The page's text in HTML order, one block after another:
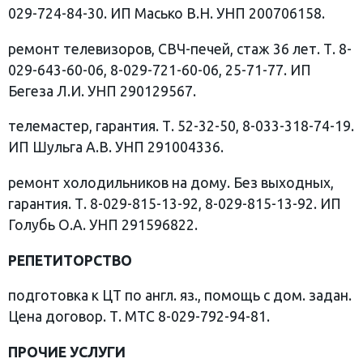
029-724-84-30. ИП Масько В.Н. УНП 200706158.
ремонт телевизоров, СВЧ-печей, стаж 36 лет. Т. 8-
029-643-60-06, 8-029-721-60-06, 25-71-77. ИП
Бегеза Л.И. УНП 290129567.
телемастер, гарантия. Т. 52-32-50, 8-033-318-74-19.
ИП Шульга А.В. УНП 291004336.
ремонт холодильников на дому. Без выходных,
гарантия. Т. 8-029-815-13-92, 8-029-815-13-92. ИП
Голубь О.А. УНП 291596822.
РЕПЕТИТОРСТВО
подготовка к ЦТ по англ. яз., помощь с дом. задан.
Цена договор. Т. МТС 8-029-792-94-81.
ПРОЧИЕ УСЛУГИ